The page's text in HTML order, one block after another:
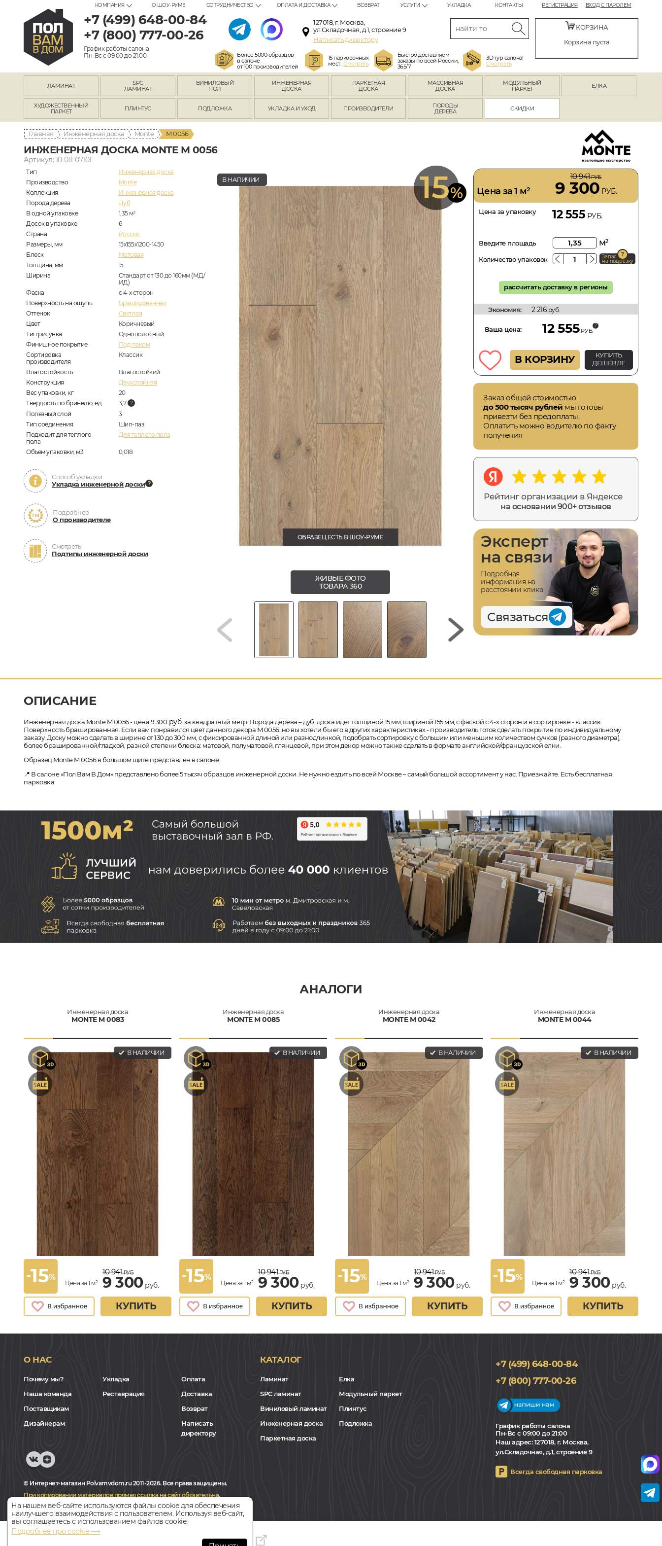
РЕГИСТРАЦИЯ ВХОД С ПАРОЛЕМ
КОМПАНИЯ О ШОУ-РУМЕ СОТРУДНИЧЕСТВО ОПЛАТА И ДОСТАВКА ВОЗВРАТ УСЛУГИ УКЛАДКА КОНТАКТЫ
+7 (499) 648-00-84
+7 (800) 777-00-26
График работы салона
Пн-Вс с 09:00 до 21:00
127018, г. Москва,
ул.Складочная, д.1, строение 9
Написать директору
Более 5000 образцов
в салоне
от 100 производителей
15 парковочных
мест.Смотреть
Быстро доставляем
заказы по всей России,
365/7
3D тур салона!
Смотреть
КОРЗИНА
Корзина пуста
ЛАМИНАТ
SPC
ЛАМИНАТ
ВИНИЛОВЫЙ
ПОЛ
ИНЖЕНЕРНАЯ
ДОСКА
ПАРКЕТНАЯ
ДОСКА
МАССИВНАЯ
ДОСКА
МОДУЛЬНЫЙ
ПАРКЕТ
ЁЛКА
ХУДОЖЕСТВЕННЫЙ
ПАРКЕТ
ПЛИНТУС ПОДЛОЖКА УКЛАДКА И УХОД ПРОИЗВОДИТЕЛИ
ПОРОДЫ
ДЕРЕВА
СКИДКИ
Главная Инженерная доска Monte M 0056
ИНЖЕНЕРНАЯ ДОСКА MONTE M 0056
Артикул: 10-011-07101
Тип
Инженерная доска
Производство
Monte
Коллекция
Инженерная доска
Порода дерева
Дуб
В одной упаковке
1,35 м2
Досок в упаковке
6
Страна
Россия
Размеры, мм
15х155х1200-1450
Блеск
Матовая
Толщина, мм
15
Ширина
Стандарт от 130 до 160мм (МД/
ИД)
Фаска
с 4-х сторон
Поверхность на ощупь
Брашированная
Оттенок
Светлая
Цвет
Коричневый
Тип рисунка
Однополосный
Финишное покрытие
Под лаком
Сортировка
производителя
Классик
Влагостойкость
Влагостойкий
Конструкция
Двухслойная
Вес упаковки, кг
20
Твердость по бринелю, ед
3,7
Полезный слой
3
Тип соединения
Шип-паз
Подходит для теплого
пола
Для теплого пола
Объём упаковки, м3 0,018
Способ укладки
Укладка инженерной доски
Подробнее
О производителе
Смотреть
Подтипы инженерной доски
15%
В НАЛИЧИИ
ОБРАЗЕЦ ЕСТЬ В ШОУ-РУМЕ
ЖИВЫЕ ФОТО
ТОВАРА 360
Цена за 1 м²
10 941РУБ.
9 300 РУБ.
Цена за упаковку 12 555 РУБ.
Введите площадь м2
Количество упаковок Запас
на подрезку
рассчитать доставку в регионы
Экономия: 2 216 руб.
Ваша цена: 12 555 РУБ.
В КОРЗИНУ
КУПИТЬ
ДЕШЕВЛЕ
Заказ общей стоимостью
до 500 тысяч рублей мы готовы
привезти без предоплаты.
Оплатить можно водителю по факту
получения
Рейтинг организации в Яндексе
на основании 900+ отзывов
Эксперт
на связи
Подробная
информация на
расстоянии клика
Связаться
ОПИСАНИЕ
Инженерная доска Monte M 0056 - цена 9 300 руб.за квадратный метр. Порода дерева – дуб, доска идет толщиной 15 мм, шириной 155 мм, с фаской с 4-х сторон и в сортировке - классик.
Поверхность брашированная. Если вам понравился цвет данного декора M 0056, но вы хотели бы его в других характеристиках - производитель готов сделать покрытие по индивидуальному
заказу. Доску можно сделать в ширине от 130 до 300 мм, с фиксированной длиной или разнодлинкой, подобрать сортировку с большим или меньшим количеством сучков (разного диаметра),
более брашированной/гладкой, разной степени блеска: матовой, полуматовой, глянцевой, при этом декор можно также сделать в формате английской/французской елки.
Образец Monte M 0056 в большом щите представлен в салоне.
📍 В салоне «Пол Вам В Дом» представлено более 5 тысяч образцов инженерной доски. Не нужно ездить по всей Москве – самый большой ассортимент у нас. Приезжайте. Есть бесплатная
парковка.
АНАЛОГИ
Инженерная доска
MONTE M 0083
В НАЛИЧИИ
-15%
Цена за 1 м²
10 941РУБ.
9 300руб.
КУПИТЬ
Инженерная доска
MONTE M 0085
В НАЛИЧИИ
-15%
Цена за 1 м²
10 941РУБ.
9 300руб.
КУПИТЬ
Инженерная доска
MONTE M 0042
В НАЛИЧИИ
-15%
Цена за 1 м²
10 941РУБ.
9 300руб.
КУПИТЬ
Инженерная доска
MONTE M 0044
В НАЛИЧИИ
-15%
Цена за 1 м²
10 941РУБ.
9 300руб.
КУПИТЬ
О НАС
Почему мы?
Наша команда
Поставщикам
Дизайнерам
Укладка
Реставрация
Оплата
Доставка
Возврат
Написать
директору
КАТАЛОГ
Ламинат
SPC ламинат
Виниловый ламинат
Инженерная доска
Паркетная доска
Елка
Модульный паркет
Плинтус
Подложка
+7 (499) 648-00-84
+7 (800) 777-00-26
График работы салона
Пн-Вс с 09:00 до 21:00
Наш адрес:127018, г. Москва,
ул.Складочная, д.1, строение 9
Всегда свободная парковка
© Интернет-магазин Polvamvdom.ru 2011-2026. Все права защищены.
При копировании материалов прямая ссылка на сайт обязательна.
На нашем веб-сайте используются файлы cookie для обеспечения
наилучшего взаимодействия с пользователем. Используя веб-сайт,
вы соглашаетесь с использованием файлов cookie.
Подробнее про cookie ⟶